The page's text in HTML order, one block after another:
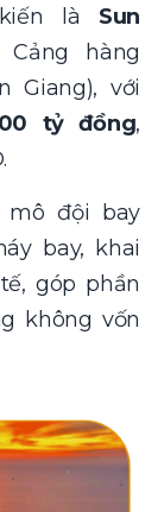
là Sun
hàng
Giang), với
tỷ đồng,
mô đội bay
bay, khai
góp phần
không vốn